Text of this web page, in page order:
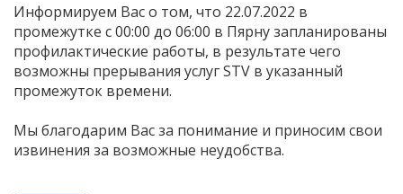
Информируем Вас о том, что 22.07.2022 в
промежутке с 00:00 до 06:00 в Пярну запланированы
профилактические работы, в результате чего
возможны прерывания услуг STV в указанный
промежуток времени.
Мы благодарим Вас за понимание и приносим свои
извинения за возможные неудобства.